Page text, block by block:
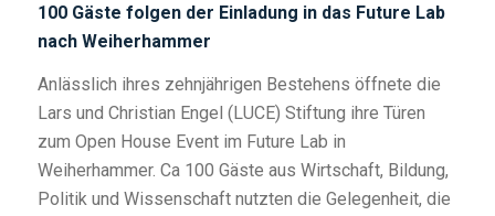
100 Gäste folgen der Einladung in das Future Lab
nach Weiherhammer
Anlässlich ihres zehnjährigen Bestehens öffnete die
Lars und Christian Engel (LUCE) Stiftung ihre Türen
zum Open House Event im Future Lab in
Weiherhammer. Ca 100 Gäste aus Wirtschaft, Bildung,
Politik und Wissenschaft nutzten die Gelegenheit, die